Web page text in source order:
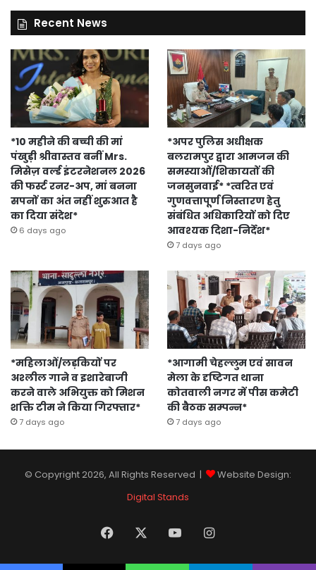
Recent News
*10 महीने की बच्ची की मां
पंखुड़ी श्रीवास्तव बनीं Mrs.
मिसेज़ वर्ल्ड इंटरनेशनल 2026
की फर्स्ट रनर-अप, मां बनना
सपनों का अंत नहीं शुरुआत है
का दिया संदेश*
6 days ago
*अपर पुलिस अधीक्षक
बलरामपुर द्वारा आमजन की
समस्याओं/शिकायतों की
जनसुनवाई* *त्वरित एवं
गुणवत्तापूर्ण निस्तारण हेतु
संबंधित अधिकारियों को दिए
आवश्यक दिशा-निर्देश*
7 days ago
*महिलाओं/लड़कियों पर
अश्लील गाने व इशारेबाजी
करने वाले अभियुक्त को मिशन
शक्ति टीम ने किया गिरफ्तार*
7 days ago
*आगामी चेहल्लुम एवं सावन
मेला के दृष्टिगत थाना
कोतवाली नगर में पीस कमेटी
की बैठक सम्पन्न*
7 days ago
© Copyright 2026, All Rights Reserved |
Website Design:
Digital Stands
Facebook YouTubeInstagram